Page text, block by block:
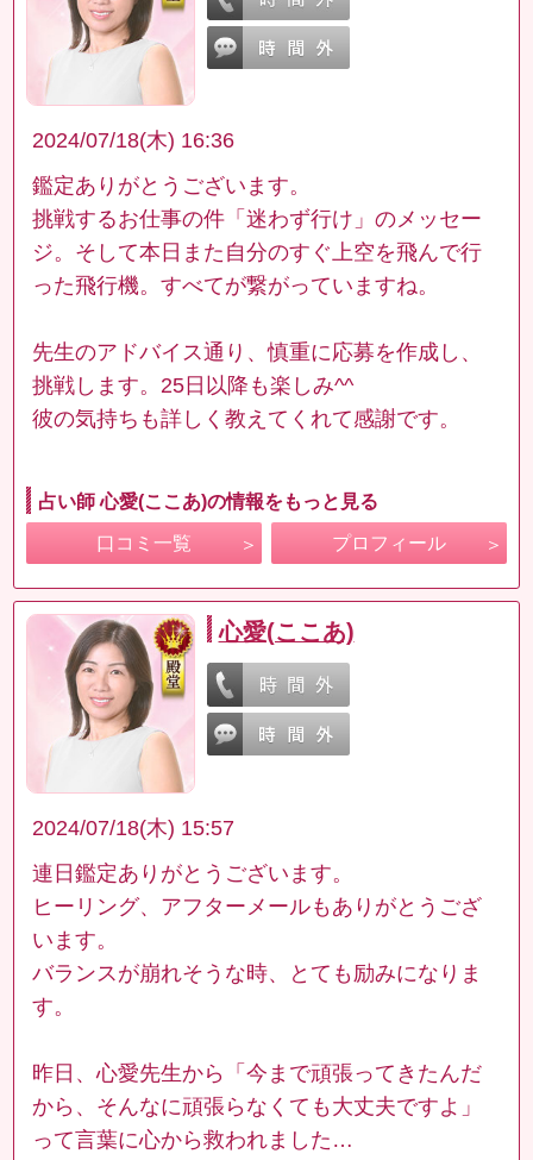
2024/07/18(木) 16:36
鑑定ありがとうございます。
挑戦するお仕事の件「迷わず行け」のメッセー
ジ。そして本日また自分のすぐ上空を飛んで行
った飛行機。すべてが繋がっていますね。
先生のアドバイス通り、慎重に応募を作成し、
挑戦します。25日以降も楽しみ^^
彼の気持ちも詳しく教えてくれて感謝です。
占い師 心愛(ここあ)の情報をもっと見る
口コミ一覧 プロフィール
心愛(ここあ)
2024/07/18(木) 15:57
連日鑑定ありがとうございます。
ヒーリング、アフターメールもありがとうござ
います。
バランスが崩れそうな時、とても励みになりま
す。
昨日、心愛先生から「今まで頑張ってきたんだ
から、そんなに頑張らなくても大丈夫ですよ」
って言葉に心から救われました…